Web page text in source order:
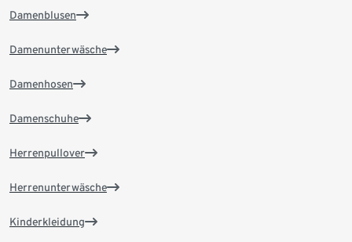
Damenblusen
Damenunterwäsche
Damenhosen
Damenschuhe
Herrenpullover
Herrenunterwäsche
Kinderkleidung